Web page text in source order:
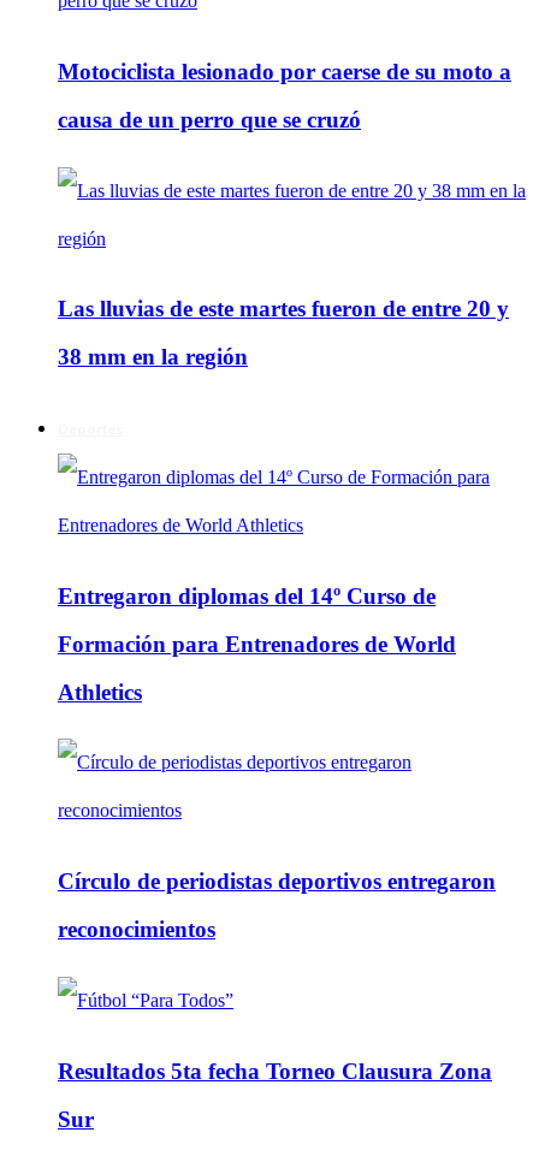
Motociclista lesionado por caerse de su moto a
causa de un perro que se cruzó
Las lluvias de este martes fueron de entre 20 y
38 mm en la región
Entregaron diplomas del 14º Curso de
Formación para Entrenadores de World
Athletics
Círculo de periodistas deportivos entregaron
reconocimientos
Resultados 5ta fecha Torneo Clausura Zona
Sur